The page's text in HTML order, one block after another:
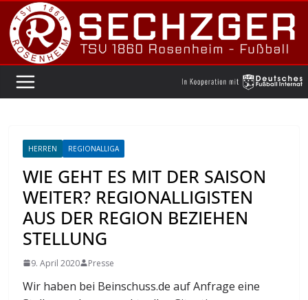
Zum
Inhalt
springen
HERREN REGIONALLIGA
WIE GEHT ES MIT DER SAISON
WEITER? REGIONALLIGISTEN
AUS DER REGION BEZIEHEN
STELLUNG
9. April 2020 Presse
Wir haben bei Beinschuss.de auf Anfrage eine